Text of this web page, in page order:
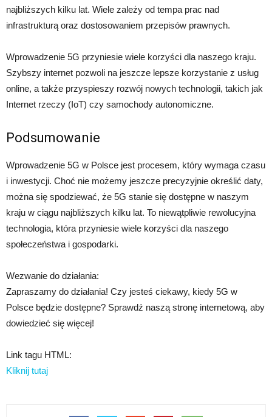
najbliższych kilku lat. Wiele zależy od tempa prac nad
infrastrukturą oraz dostosowaniem przepisów prawnych.
Wprowadzenie 5G przyniesie wiele korzyści dla naszego kraju.
Szybszy internet pozwoli na jeszcze lepsze korzystanie z usług
online, a także przyspieszy rozwój nowych technologii, takich jak
Internet rzeczy (IoT) czy samochody autonomiczne.
Podsumowanie
Wprowadzenie 5G w Polsce jest procesem, który wymaga czasu
i inwestycji. Choć nie możemy jeszcze precyzyjnie określić daty,
można się spodziewać, że 5G stanie się dostępne w naszym
kraju w ciągu najbliższych kilku lat. To niewątpliwie rewolucyjna
technologia, która przyniesie wiele korzyści dla naszego
społeczeństwa i gospodarki.
Wezwanie do działania:
Zapraszamy do działania! Czy jesteś ciekawy, kiedy 5G w
Polsce będzie dostępne? Sprawdź naszą stronę internetową, aby
dowiedzieć się więcej!
Link tagu HTML:
Kliknij tutaj